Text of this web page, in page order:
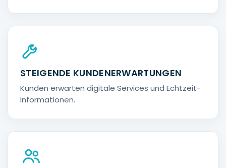
STEIGENDE KUNDENERWARTUNGEN
Kunden erwarten digitale Services und Echtzeit-
Informationen.